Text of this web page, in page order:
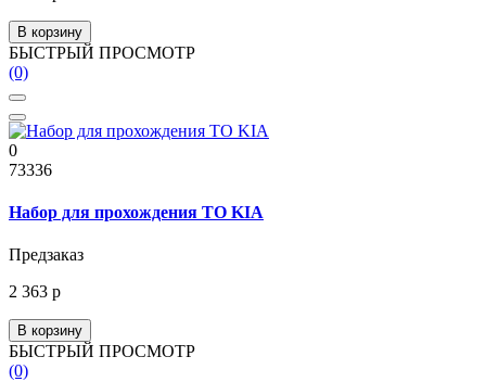
В корзину
БЫСТРЫЙ ПРОСМОТР
(0)
0
73336
Набор для прохождения ТО KIA
Предзаказ
2 363 р
В корзину
БЫСТРЫЙ ПРОСМОТР
(0)